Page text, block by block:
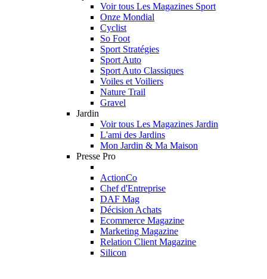
Voir tous Les Magazines Sport
Onze Mondial
Cyclist
So Foot
Sport Stratégies
Sport Auto
Sport Auto Classiques
Voiles et Voiliers
Nature Trail
Gravel
Jardin
Voir tous Les Magazines Jardin
L'ami des Jardins
Mon Jardin & Ma Maison
Presse Pro
ActionCo
Chef d'Entreprise
DAF Mag
Décision Achats
Ecommerce Magazine
Marketing Magazine
Relation Client Magazine
Silicon